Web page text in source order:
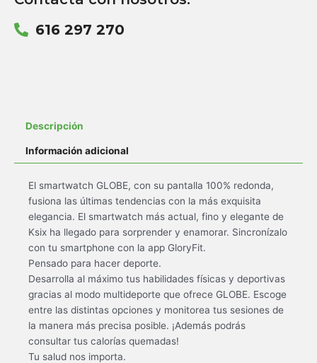
616 297 270
Descripción
Información adicional
El smartwatch GLOBE, con su pantalla 100% redonda,
fusiona las últimas tendencias con la más exquisita
elegancia. El smartwatch más actual, fino y elegante de
Ksix ha llegado para sorprender y enamorar. Sincronízalo
con tu smartphone con la app GloryFit.
Pensado para hacer deporte.
Desarrolla al máximo tus habilidades físicas y deportivas
gracias al modo multideporte que ofrece GLOBE. Escoge
entre las distintas opciones y monitorea tus sesiones de
la manera más precisa posible. ¡Además podrás
consultar tus calorías quemadas!
Tu salud nos importa.